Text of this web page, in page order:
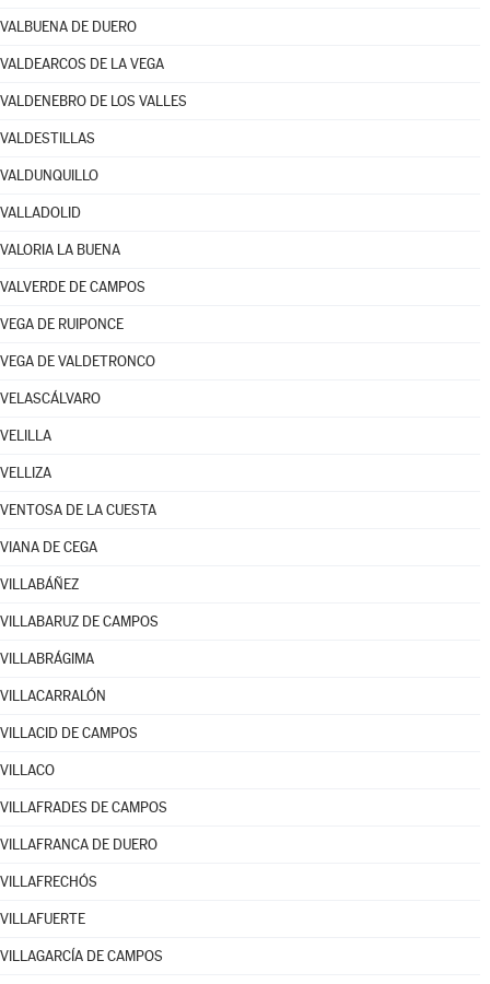
VALBUENA DE DUERO
VALDEARCOS DE LA VEGA
VALDENEBRO DE LOS VALLES
VALDESTILLAS
VALDUNQUILLO
VALLADOLID
VALORIA LA BUENA
VALVERDE DE CAMPOS
VEGA DE RUIPONCE
VEGA DE VALDETRONCO
VELASCÁLVARO
VELILLA
VELLIZA
VENTOSA DE LA CUESTA
VIANA DE CEGA
VILLABÁÑEZ
VILLABARUZ DE CAMPOS
VILLABRÁGIMA
VILLACARRALÓN
VILLACID DE CAMPOS
VILLACO
VILLAFRADES DE CAMPOS
VILLAFRANCA DE DUERO
VILLAFRECHÓS
VILLAFUERTE
VILLAGARCÍA DE CAMPOS